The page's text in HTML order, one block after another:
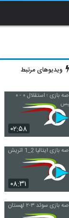
ویدیوهای مرتبط
۰۲:۵۸
۰۸:۳۱